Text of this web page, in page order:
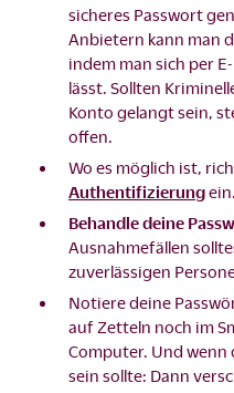
sicheres Passwort
Anbietern kann man
indem man sich per
lässt. Sollten
Konto gelangt sein,
offen.
Wo es möglich ist,
Authentifizierungein.
Behandle deine
Ausnahmefällen
zuverlässigen
Notiere deine
auf Zetteln noch im
Computer. Und wenn
sein sollte: Dann